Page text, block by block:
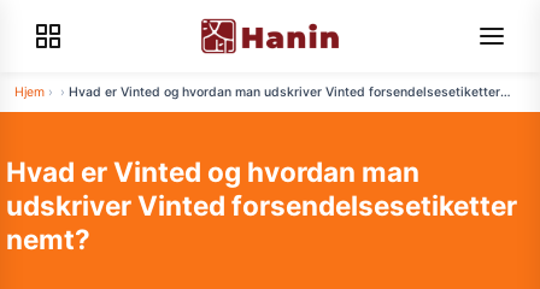
Hjem › › Hvad er Vinted og hvordan man udskriver Vinted forsendelsesetiketter
nemt?
Hvad er Vinted og hvordan man
udskriver Vinted forsendelsesetiketter
nemt?